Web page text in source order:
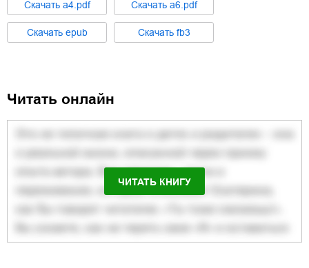
Cкачать a4.pdf Cкачать a6.pdf
Cкачать epub Cкачать fb3
Читать онлайн
ЧИТАТЬ КНИГУ